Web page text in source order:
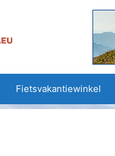
Fietsvakantiewinkel